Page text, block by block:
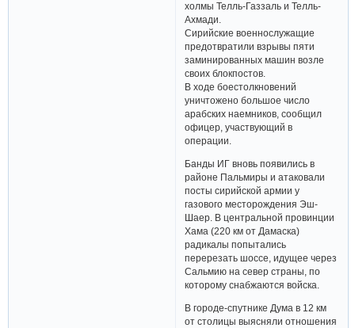
холмы Телль-Газзаль и Телль-
Ахмади.
Сирийские военнослужащие
предотвратили взрывы пяти
заминированных машин возле
своих блокпостов.
В ходе боестолкновений
уничтожено большое число
арабских наемников, сообщил
офицер, участвующий в
операции.
Банды ИГ вновь появились в
районе Пальмиры и атаковали
посты сирийской армии у
газового месторождения Эш-
Шаер. В центральной провинции
Хама (220 км от Дамаска)
радикалы попытались
перерезать шоссе, идущее через
Сальмию на север страны, по
которому снабжаются войска.
В городе-спутнике Дума в 12 км
от столицы выясняли отношения